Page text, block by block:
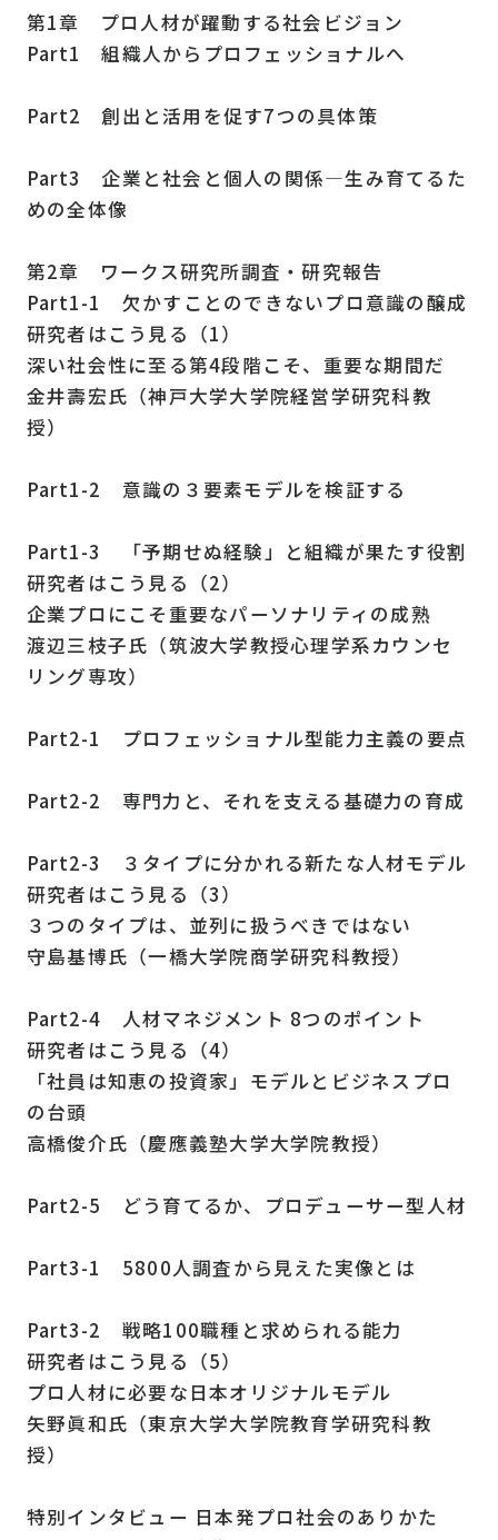
第1章 プロ人材が躍動する社会ビジョン
Part1 組織人からプロフェッショナルへ
Part2 創出と活用を促す7つの具体策
Part3 企業と社会と個人の関係―生み育てるた
めの全体像
第2章 ワークス研究所調査・研究報告
Part1-1 欠かすことのできないプロ意識の醸成
研究者はこう見る（1）
深い社会性に至る第4段階こそ、重要な期間だ
金井壽宏氏（神戸大学大学院経営学研究科教
授）
Part1-2 意識の３要素モデルを検証する
Part1-3 「予期せぬ経験」と組織が果たす役割
研究者はこう見る（2）
企業プロにこそ重要なパーソナリティの成熟
渡辺三枝子氏（筑波大学教授心理学系カウンセ
リング専攻）
Part2-1 プロフェッショナル型能力主義の要点
Part2-2 専門力と、それを支える基礎力の育成
Part2-3 ３タイプに分かれる新たな人材モデル
研究者はこう見る（3）
３つのタイプは、並列に扱うべきではない
守島基博氏（一橋大学院商学研究科教授）
Part2-4 人材マネジメント 8つのポイント
研究者はこう見る（4）
「社員は知恵の投資家」モデルとビジネスプロ
の台頭
高橋俊介氏（慶應義塾大学大学院教授）
Part2-5 どう育てるか、プロデューサー型人材
Part3-1 5800人調査から見えた実像とは
Part3-2 戦略100職種と求められる能力
研究者はこう見る（5）
プロ人材に必要な日本オリジナルモデル
矢野眞和氏（東京大学大学院教育学研究科教
授）
特別インタビュー 日本発プロ社会のありかた